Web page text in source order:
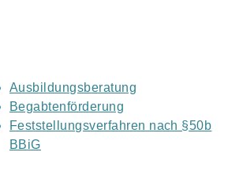
Ausbildungsberatung
Begabtenförderung
Feststellungsverfahren nach §50b
BBiG